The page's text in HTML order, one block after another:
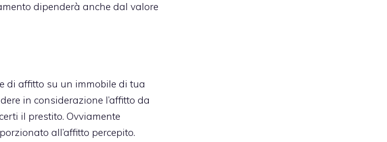
dipenderà anche dal valore
di affitto su un immobile di tua
in considerazione l’affitto da
il prestito. Ovviamente
all’affitto percepito.